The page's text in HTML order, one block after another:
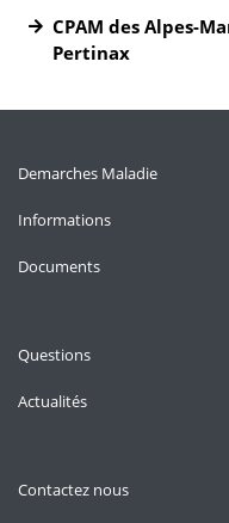
CPAM des Alpes-
Pertinax
Demarches Maladie
Informations
Documents
Questions
Actualités
Contactez nous